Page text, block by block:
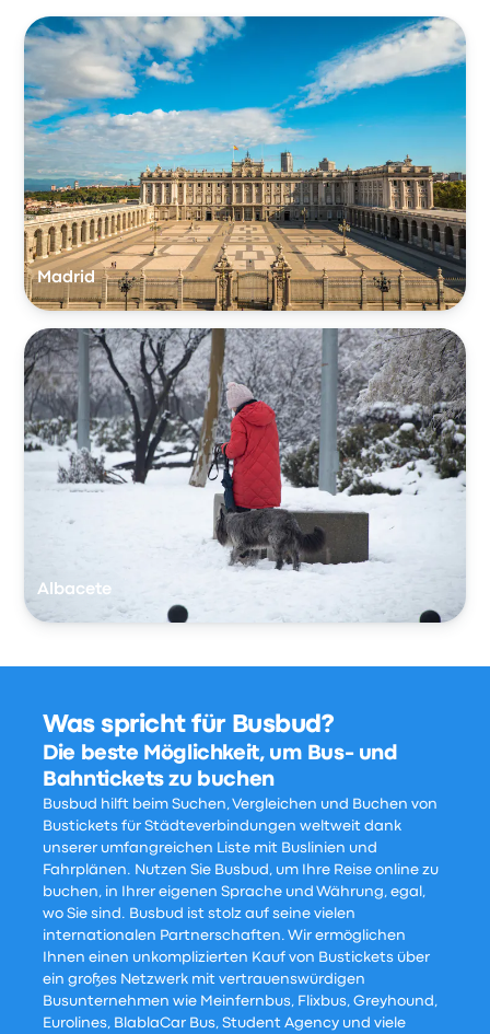
Madrid
Albacete
Was spricht für Busbud?
Die beste Möglichkeit, um Bus- und
Bahntickets zu buchen
Busbud hilft beim Suchen, Vergleichen und Buchen von
Bustickets für Städteverbindungen weltweit dank
unserer umfangreichen Liste mit Buslinien und
Fahrplänen. Nutzen Sie Busbud, um Ihre Reise online zu
buchen, in Ihrer eigenen Sprache und Währung, egal,
wo Sie sind. Busbud ist stolz auf seine vielen
internationalen Partnerschaften. Wir ermöglichen
Ihnen einen unkomplizierten Kauf von Bustickets über
ein großes Netzwerk mit vertrauenswürdigen
Busunternehmen wie Meinfernbus, Flixbus, Greyhound,
Eurolines, BlablaCar Bus, Student Agency und viele